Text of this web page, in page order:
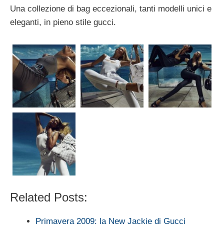
Una collezione di bag eccezionali, tanti modelli unici e
eleganti, in pieno stile gucci.
Related Posts:
Primavera 2009: la New Jackie di Gucci